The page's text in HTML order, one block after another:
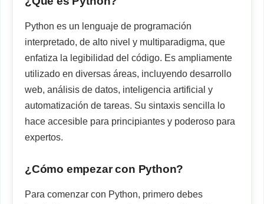
Python es un lenguaje de programación
interpretado, de alto nivel y multiparadigma, que
enfatiza la legibilidad del código. Es ampliamente
utilizado en diversas áreas, incluyendo desarrollo
web, análisis de datos, inteligencia artificial y
automatización de tareas. Su sintaxis sencilla lo
hace accesible para principiantes y poderoso para
expertos.
¿Cómo empezar con Python?
Para comenzar con Python, primero debes